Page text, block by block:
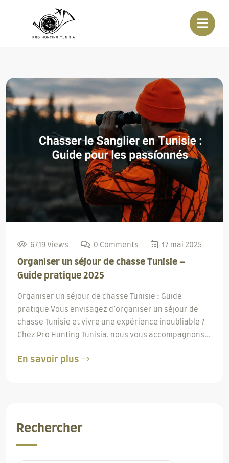
6719 Views 0 Comments 17 mai 2025
Organiser un séjour de chasse Tunisie –
Guide pratique 2025
Organiser un séjour de chasse Tunisie : Guide
pratique Vous envisagez d’organiser un séjour de
chasse Tunisie et vivre une expérience inoubliable ?
Chez Pro Hunting Tunisia, nous vous accompagnons...
En savoir plus
Rechercher